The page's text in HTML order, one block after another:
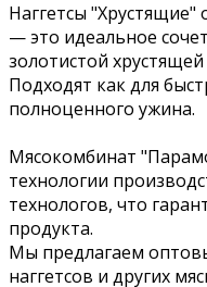
Наггетсы
— это идеальное
золотистой
Подходят как для
полноценного ужина.
Мясокомбинат
технологии
технологов, что
продукта.
Мы предлагаем
наггетсов и других